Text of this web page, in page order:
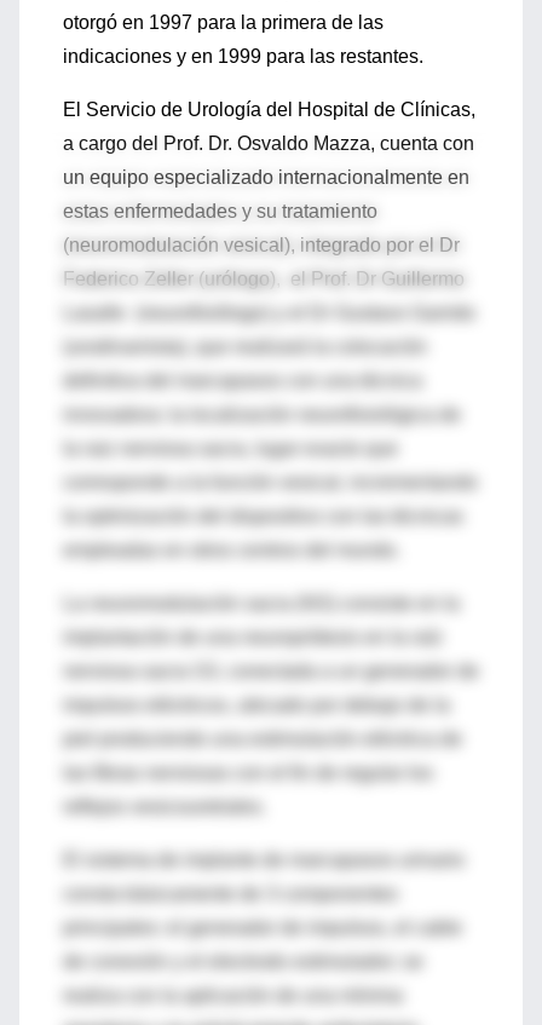
otorgó en 1997 para la primera de las
indicaciones y en 1999 para las restantes.
El Servicio de Urología del Hospital de Clínicas,
a cargo del Prof. Dr. Osvaldo Mazza, cuenta con
un equipo especializado internacionalmente en
estas enfermedades y su tratamiento
(neuromodulación vesical), integrado por el Dr
Federico Zeller (urólogo), el Prof. Dr Guillermo
Lasalle (neurofisiólogo) y el Dr Gustavo Garrido
definitiva del marcapasos con una técnica
innovadora: la localización neurofisiológica de
la raiz nerviosa sacra, lugar exacto que
nerviosa sacra S3, conectada a un generador de
las fibras nerviosas con el fin de regular los
El sistema de implante de marcapasos urinario
consta básicamente de 3 componentes
principales: el generador de impulsos, el cable
realiza con la aplicación de una mínima